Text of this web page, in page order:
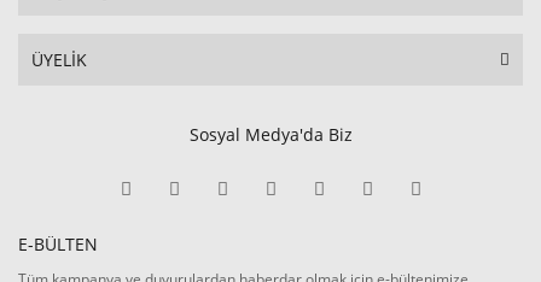
ÜYELİK
Sosyal Medya'da Biz
E-BÜLTEN